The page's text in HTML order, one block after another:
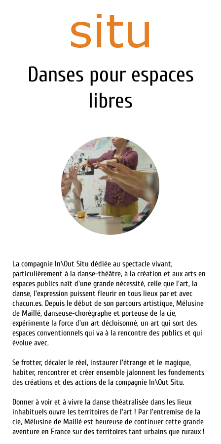
situ
Danses pour espaces
libres
brightness_1
La compagnie In\Out Situ dédiée au spectacle vivant,
particulièrement à la danse-théâtre, à la création et aux arts en
espaces publics naît d'une grande nécessité, celle que l'art, la
danse, l'expression puissent fleurir en tous lieux par et avec
chacun.es. Depuis le début de son parcours artistique, Mélusine
de Maillé, danseuse-chorégraphe et porteuse de la cie,
expérimente la force d'un art décloisonné, un art qui sort des
espaces conventionnels qui va à la rencontre des publics et qui
évolue avec.
Se frotter, décaler le réel, instaurer l'étrange et le magique,
habiter, rencontrer et créer ensemble jalonnent les fondements
des créations et des actions de la compagnie In\Out Situ.
Donner à voir et à vivre la danse théatralisée dans les lieux
inhabituels ouvre les territoires de l'art ! Par l'entremise de la
cie, Mélusine de Maillé est heureuse de continuer cette grande
aventure en France sur des territoires tant urbains que ruraux !